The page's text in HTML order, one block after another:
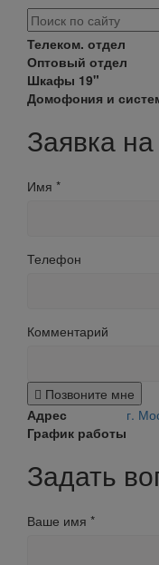
Телеком. отдел
Оптовый отдел
Шкафы 19"
Домофония и
Заявка
Имя *
Телефон
Комментарий
Позвоните мне
Адрес
г.
График работы
Задать
Ваше имя *